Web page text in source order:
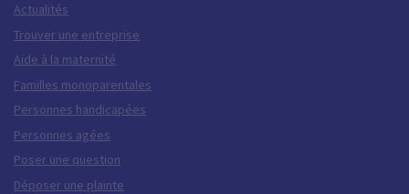
Actualités
Trouver une entreprise
Aide à la maternité
Familles monoparentales
Personnes handicapées
Personnes agées
Poser une question
Déposer une plainte